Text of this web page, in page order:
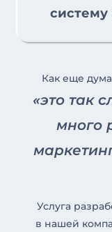
систему
Как еще
«это так
много
Услуга
в нашей